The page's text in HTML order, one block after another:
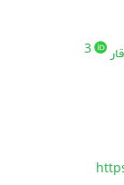
3